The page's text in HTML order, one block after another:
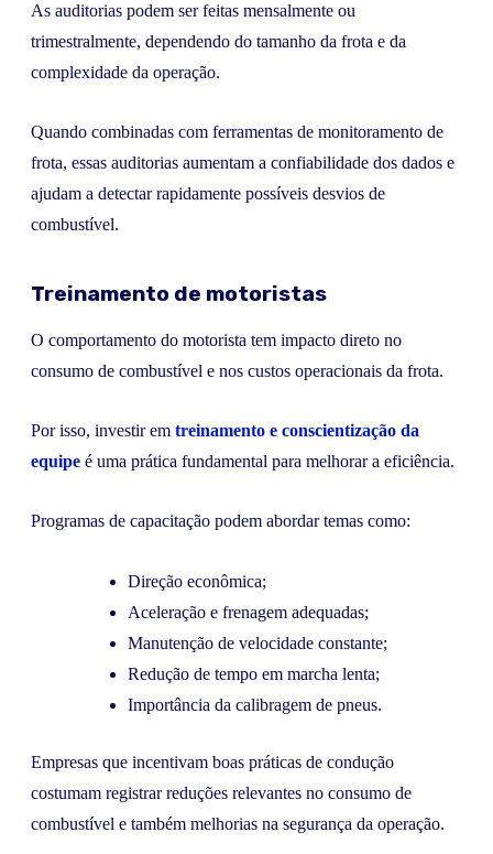
As auditorias podem ser feitas mensalmente ou
trimestralmente, dependendo do tamanho da frota e da
complexidade da operação.
Quando combinadas com ferramentas de monitoramento de
frota, essas auditorias aumentam a confiabilidade dos dados e
ajudam a detectar rapidamente possíveis desvios de
combustível.
Treinamento de motoristas
O comportamento do motorista tem impacto direto no
consumo de combustível e nos custos operacionais da frota.
Por isso, investir em treinamento e conscientização da
equipe é uma prática fundamental para melhorar a eficiência.
Programas de capacitação podem abordar temas como:
Direção econômica;
Aceleração e frenagem adequadas;
Manutenção de velocidade constante;
Redução de tempo em marcha lenta;
Importância da calibragem de pneus.
Empresas que incentivam boas práticas de condução
costumam registrar reduções relevantes no consumo de
combustível e também melhorias na segurança da operação.